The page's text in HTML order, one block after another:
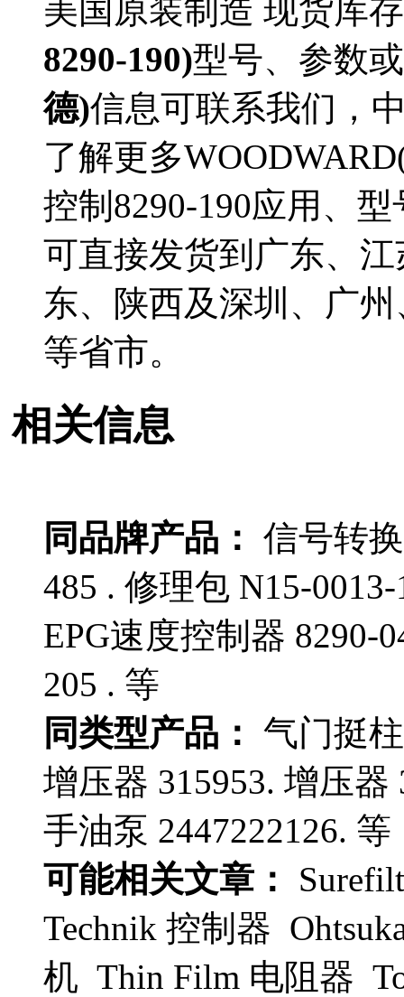
美国原装制造 现货库存
8290-190)型号、参数
德)信息可联系我们，
了解更多
控制8290-190应用、
可直接发货到广东、
东、陕西及深圳、广
等省市。
相关信息
同品牌产品： 信号转
485 . 修理包 N15-
EPG速度控制器 8290-
205 . 等
同类型产品： 气门挺
增压器 315953. 增压器
手油泵 2447222126. 等
可能相关文章：
Technik 控制器
机 Thin Film 电阻器